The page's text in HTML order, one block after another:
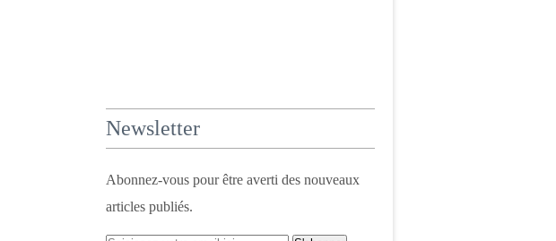
Newsletter
Abonnez-vous pour être averti des nouveaux
articles publiés.